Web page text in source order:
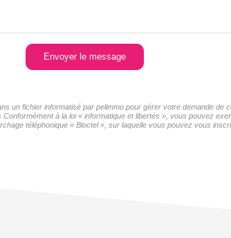
Envoyer le message
un fichier informatisé par pelimmo pour gérer votre demande
à la loi « informatique et libertés », vous pouvez
téléphonique « Bloctel », sur laquelle vous pouvez vous